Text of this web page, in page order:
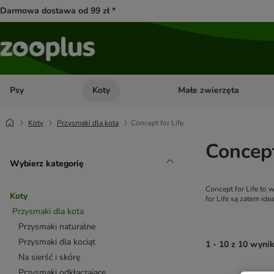
Darmowa dostawa od 99 zł *
Psy Otwórz menu kategorii: Psy
Koty Otwórz menu kategorii: Koty
Małe zwierzęta
Koty Przysmaki dla kota Concept for Life
Wybierz kategorię
Koty
Przysmaki dla kota
Przysmaki naturalne
Przysmaki dla kociąt
Na sierść i skórę
Concept for Life to
for Life są zatem
1 - 10 z 10